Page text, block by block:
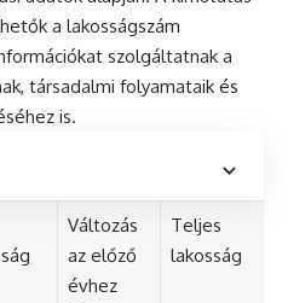
a lakosságszám
szolgáltatnak a
társadalmi folyamataik és
is.
Változás
az előző
évhez
Teljes
lakosság